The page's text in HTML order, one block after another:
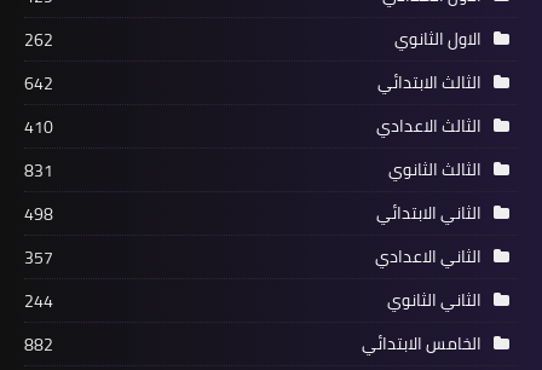
الاول الثانوي
262
الثالث الابتدائي
642
الثالث الاعدادي
410
الثالث الثانوي
831
الثاني الابتدائي
498
الثاني الاعدادي
357
الثاني الثانوي
244
الخامس الابتدائي
882